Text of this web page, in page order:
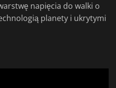
napięcia do walki o
planety i ukrytymi